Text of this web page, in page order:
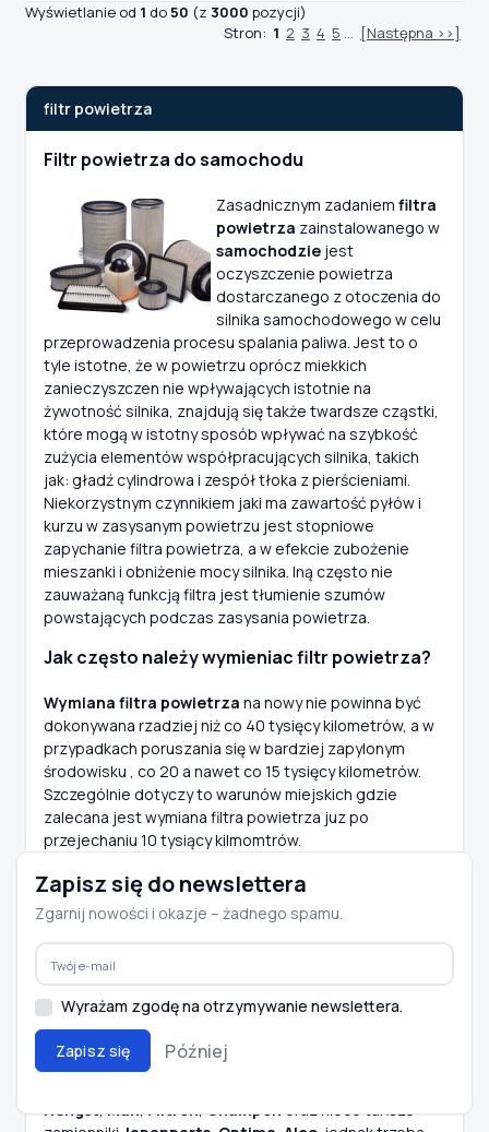
Wyświetlanie od 1 do50 (z 3000 pozycji)
Stron: 1 2 3 4 5 ... [Następna >>]
filtr powietrza
Filtr powietrza do samochodu
Zasadnicznym zadaniem filtra
powietrza zainstalowanego w
samochodzie jest
oczyszczenie powietrza
dostarczanego z otoczenia do
silnika samochodowego w celu
przeprowadzenia procesu spalania paliwa. Jest to o
tyle istotne, że w powietrzu oprócz miekkich
zanieczyszczen nie wpływających istotnie na
żywotność silnika, znajdują się także twardsze cząstki,
które mogą w istotny sposób wpływać na szybkość
zużycia elementów współpracujących silnika, takich
jak: gładź cylindrowa i zespół tłoka z pierścieniami.
Niekorzystnym czynnikiem jaki ma zawartość pyłów i
kurzu w zasysanym powietrzu jest stopniowe
zapychanie filtra powietrza, a w efekcie zubożenie
mieszanki i obniżenie mocy silnika. Iną często nie
zauważaną funkcją filtra jest tłumienie szumów
powstających podczas zasysania powietrza.
Jak często należy wymieniac filtr powietrza?
Wymiana filtra powietrza na nowy nie powinna być
dokonywana rzadziej niż co 40 tysięcy kilometrów, a w
przypadkach poruszania się w bardziej zapylonym
środowisku , co 20 a nawet co 15 tysięcy kilometrów.
Szczególnie dotyczy to warunów miejskich gdzie
zalecana jest wymiana filtra powietrza juz po
przejechaniu 10 tysiący kilmomtrów.
Sklep motoryzacyjny e-
autoparts.pl posiada w swojej
ofercie bogaty asortyment
filtrów powietrzado niemal
wszystkich marek
samochodów. Służymy
fachowym doradztwem w
zakresie prawidłowego doboru filtra powietrza do
samochodu naszych Klientów. Można u nas kupić filtry
Hengst,Man,Filtron,Champonoraz nieco tańsze
Zapisz się do newslettera
Zgarnij nowości i okazje – żadnego spamu.
Wyrażam zgodę na otrzymywanie newslettera.
Zapisz się Później